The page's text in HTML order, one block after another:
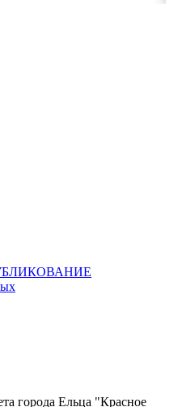
города Ельца "Красное